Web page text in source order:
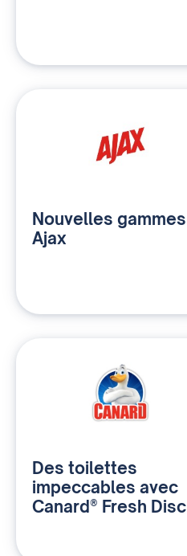
Nouvelles gammes
Ajax
Des toilettes
impeccables avec
Canard® Fresh Disc